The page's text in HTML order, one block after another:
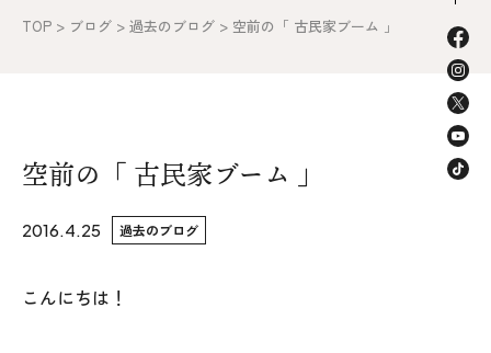
施工事例&お客様の声
不動産情報
TOP > ブログ > 過去のブログ > 空前の「 古民家ブーム 」
空前の「 古民家ブーム 」
2016.4.25 過去のブログ
こんにちは！